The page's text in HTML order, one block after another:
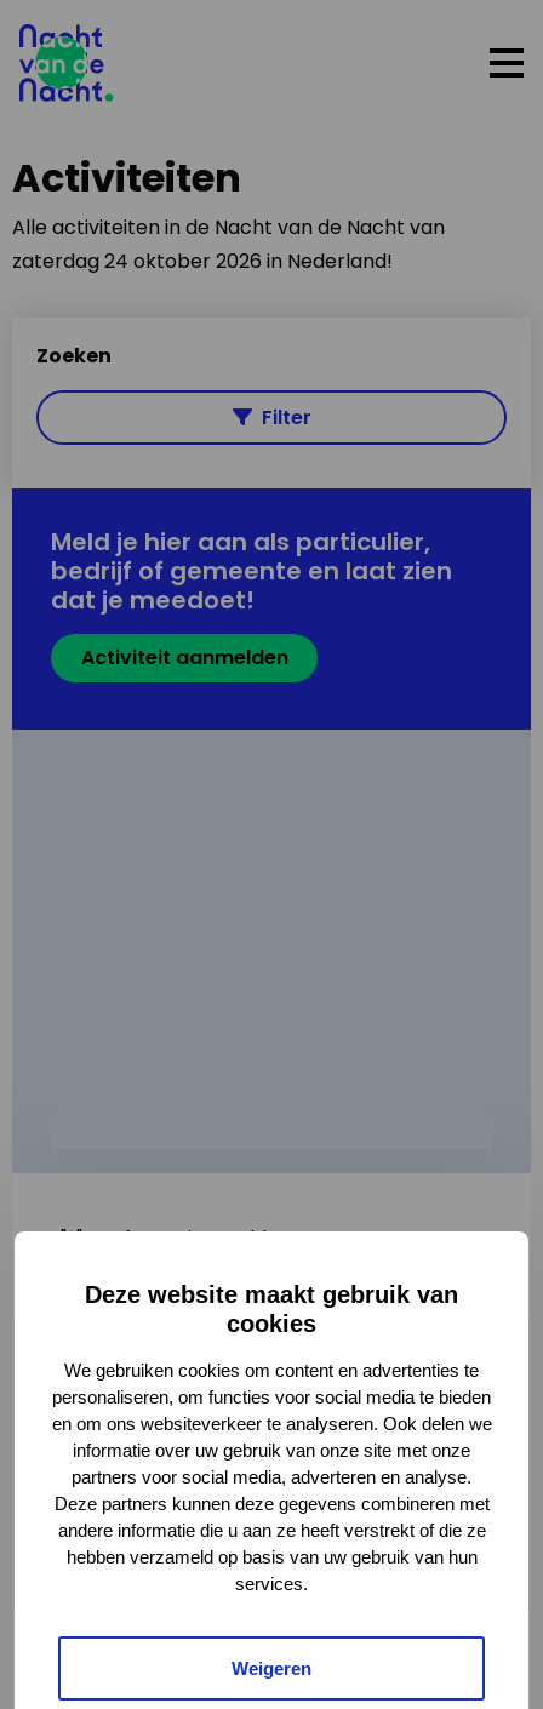
Deze website maakt gebruik van
cookies
We gebruiken cookies om content en advertenties te
personaliseren, om functies voor social media te bieden
en om ons websiteverkeer te analyseren. Ook delen we
informatie over uw gebruik van onze site met onze
partners voor social media, adverteren en analyse.
Deze partners kunnen deze gegevens combineren met
andere informatie die u aan ze heeft verstrekt of die ze
hebben verzameld op basis van uw gebruik van hun
services.
Weigeren
Activiteiten
Alle activiteiten in de Nacht van de Nacht van
zaterdag 24 oktober 2026 in Nederland!
Zoeken
Filter
Meld je hier aan als particulier,
bedrijf of gemeente en laat zien
dat je meedoet!
Activiteit aanmelden
"*" geeft vereiste velden aan
2
Volledige omschrijving*